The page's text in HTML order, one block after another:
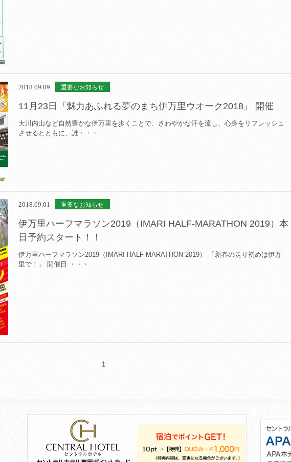
2018.09.09 重要なお知らせ
11月23日『魅力あふれる夢のまち伊万里ウオーク2018』 開催
大川内山など自然豊かな伊万里を歩くことで、さわやかな汗を流し、心身をリフレッシュ
させるとともに、誰・・・
2018.09.01 重要なお知らせ
伊万里ハーフマラソン2019（IMARI HALF-MARATHON 2019）本
日予約スタート！！
伊万里ハーフマラソン2019（IMARI HALF-MARATHON 2019） 「新春の走り初めは伊万
里で！」 開催日 ・・・
1